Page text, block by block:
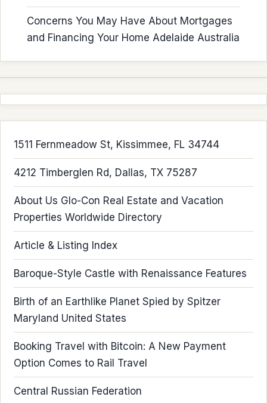
Concerns You May Have About Mortgages
and Financing Your Home Adelaide Australia
1511 Fernmeadow St, Kissimmee, FL 34744
4212 Timberglen Rd, Dallas, TX 75287
About Us Glo-Con Real Estate and Vacation
Properties Worldwide Directory
Article & Listing Index
Baroque-Style Castle with Renaissance Features
Birth of an Earthlike Planet Spied by Spitzer
Maryland United States
Booking Travel with Bitcoin: A New Payment
Option Comes to Rail Travel
Central Russian Federation